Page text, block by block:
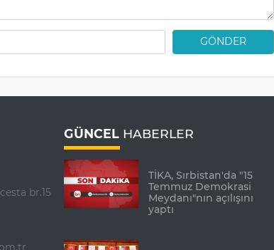
GÖNDER
br.15
GÜNCEL HABERLER
TİKA, Sırbistan'da "15
Temmuz Demokrasi
Meydanı"nın açılışını
yaptı